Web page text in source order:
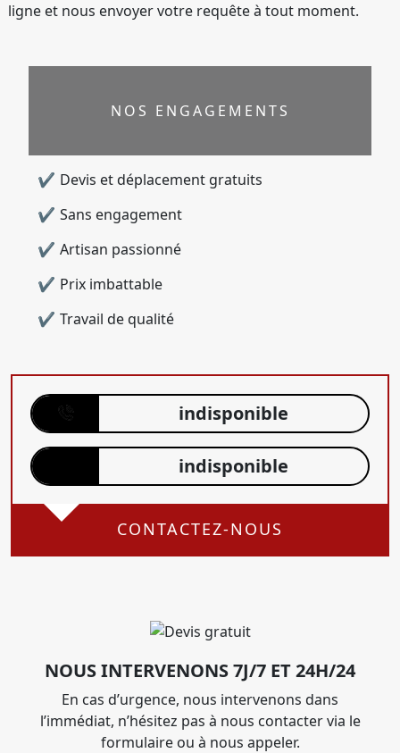
ligne et nous envoyer votre requête à tout moment.
NOS ENGAGEMENTS
Devis et déplacement gratuits
Sans engagement
Artisan passionné
Prix imbattable
Travail de qualité
indisponible
indisponible
CONTACTEZ-NOUS
NOUS INTERVENONS 7J/7 ET 24H/24
En cas d’urgence, nous intervenons dans
l’immédiat, n’hésitez pas à nous contacter via le
formulaire ou à nous appeler.